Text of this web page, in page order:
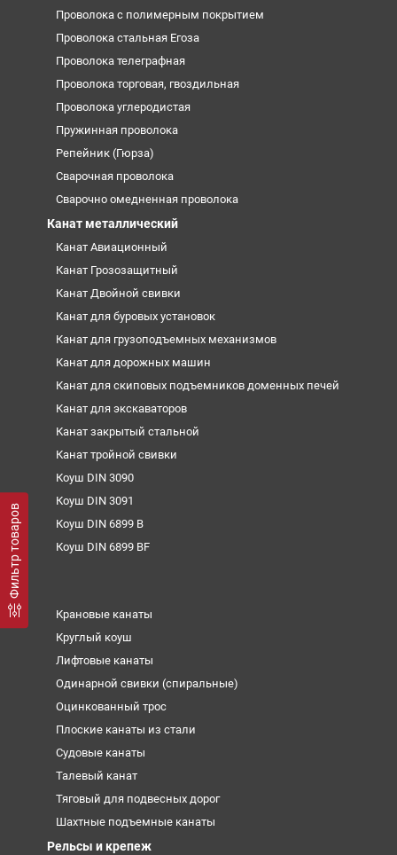
Фильтр товаров
Проволока с полимерным покрытием
Проволока стальная Егоза
Проволока телеграфная
Проволока торговая, гвоздильная
Проволока углеродистая
Пружинная проволока
Репейник (Гюрза)
Сварочная проволока
Сварочно омедненная проволока
Канат металлический
Канат Авиационный
Канат Грозозащитный
Канат Двойной свивки
Канат для буровых установок
Канат для грузоподъемных механизмов
Канат для дорожных машин
Канат для скиповых подъемников доменных печей
Канат для экскаваторов
Канат закрытый стальной
Канат тройной свивки
Коуш DIN 3090
Коуш DIN 3091
Коуш DIN 6899 B
Коуш DIN 6899 BF
Крановые канаты
Круглый коуш
Лифтовые канаты
Одинарной свивки (спиральные)
Оцинкованный трос
Плоские канаты из стали
Судовые канаты
Талевый канат
Тяговый для подвесных дорог
Шахтные подъемные канаты
Рельсы и крепеж